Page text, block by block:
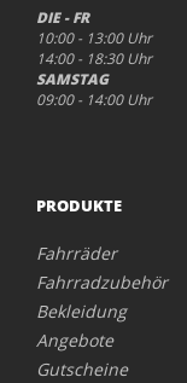
DIE - FR
10:00 - 13:00 Uhr
14:00 - 18:30 Uhr
SAMSTAG
09:00 - 14:00 Uhr
PRODUKTE
Fahrräder
Fahrradzubehör
Bekleidung
Angebote
Gutscheine